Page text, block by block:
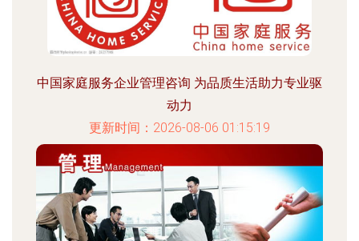
中国家庭服务企业管理咨询 为品质生活助力专业驱
动力
更新时间：2026-08-06 01:15:19